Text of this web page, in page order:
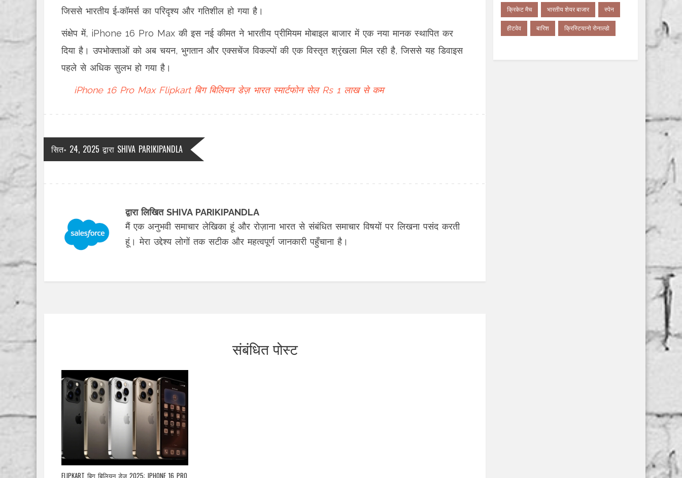
जिससे भारतीय ई‑कॉमर्स का परिदृश्य और गतिशील हो गया है।
संक्षेप में, iPhone 16 Pro Max की इस नई कीमत ने भारतीय प्रीमियम मोबाइल बाजार में एक नया मानक स्थापित कर
दिया है। उपभोक्ताओं को अब चयन, भुगतान और एक्सचेंज विकल्पों की एक विस्तृत श्रृंखला मिल रही है, जिससे यह डिवाइस
पहले से अधिक सुलभ हो गया है।
iPhone 16 Pro Max Flipkart बिग बिलियन डेज़ भारत स्मार्टफोन सेल Rs 1 लाख से कम
सित॰ 24, 2025 द्वारा SHIVA PARIKIPANDLA
द्वारा लिखित SHIVA PARIKIPANDLA
मैं एक अनुभवी समाचार लेखिका हूं और रोज़ाना भारत से संबंधित समाचार विषयों पर लिखना पसंद करती
हूं। मेरा उद्देश्य लोगों तक सटीक और महत्वपूर्ण जानकारी पहुँचाना है।
संबंधित पोस्ट
FLIPKART बिग बिलियन डेज़ 2025: IPHONE 16 PRO
क्रिकेट मैच भारतीय शेयर बाजार स्पेन
हीटवेव बारिश क्रिस्टियानो रोनाल्डो